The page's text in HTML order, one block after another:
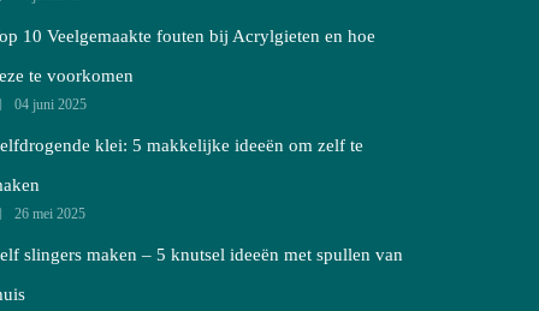
10 Veelgemaakte fouten bij Acrylgieten en hoe
te voorkomen
04 juni 2025
klei: 5 makkelijke ideeën om zelf te
26 mei 2025
slingers maken – 5 knutsel ideeën met spullen van